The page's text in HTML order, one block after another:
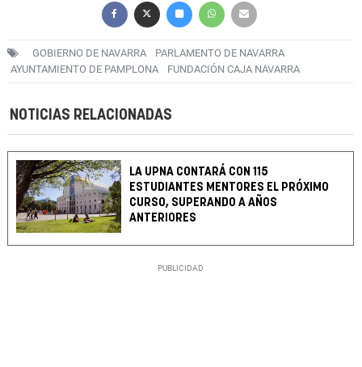
GOBIERNO DE NAVARRA
PARLAMENTO DE NAVARRA
AYUNTAMIENTO DE PAMPLONA
FUNDACIÓN CAJA NAVARRA
NOTICIAS RELACIONADAS
LA UPNA CONTARÁ CON 115
ESTUDIANTES MENTORES EL PRÓXIMO
CURSO, SUPERANDO A AÑOS
ANTERIORES